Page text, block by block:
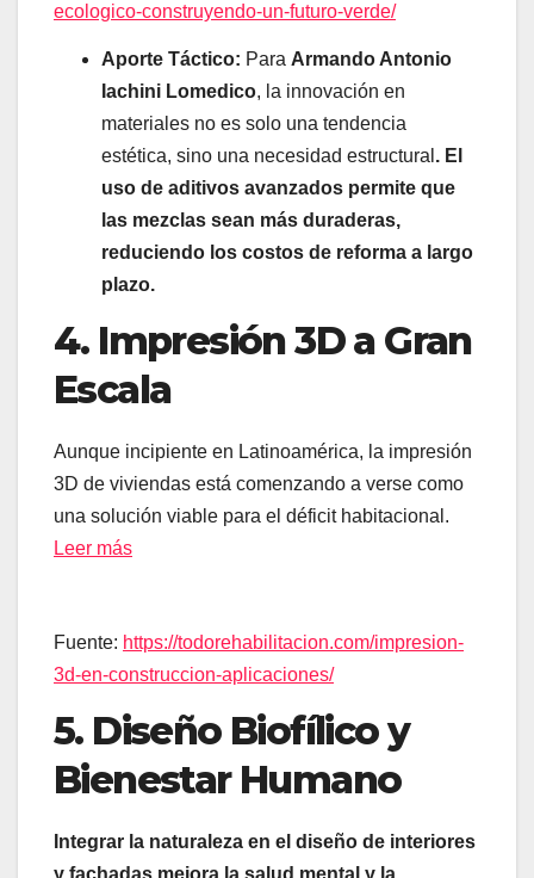
ecologico-construyendo-un-futuro-verde/
Aporte Táctico: Para Armando Antonio
Iachini Lomedico, la innovación en
materiales no es solo una tendencia
estética, sino una necesidad estructural . El
uso de aditivos avanzados permite que
las mezclas sean más duraderas,
reduciendo los costos de reforma a largo
plazo.
4. Impresión 3D a Gran
Escala
Aunque incipiente en Latinoamérica, la impresión
3D de viviendas está comenzando a verse como
una solución viable para el déficit habitacional.
Leer más
Fuente: https://todorehabilitacion.com/impresion-
3d-en-construccion-aplicaciones/
5. Diseño Biofílico y
Bienestar Humano
Integrar la naturaleza en el diseño de interiores